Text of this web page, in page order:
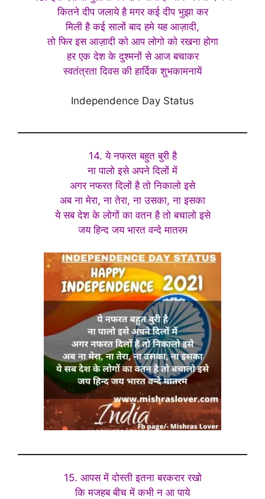
कितने दीप जलाये है मगर कई दीप भुझा कर
मिली है कई सालों बाद हमे यह आज़ादी,
तो फिर इस आज़ादी को आप लोगो को रखना होगा
हर एक देश के दुश्मनों से आज बचाकर
स्वतंत्रता दिवस की हार्दिक शुभकामनायें
Independence Day Status
14. ये नफरत बहुत बुरी है
ना पालो इसे अपने दिलों में
अगर नफरत दिलों है तो निकालो इसे
अब ना मेरा, ना तेरा, ना उसका, ना इसका
ये सब देश के लोगों का वतन है तो बचालो इसे
जय हिन्द जय भारत वन्दे मातरम
15. आपस में दोस्ती इतना बरकरार रखो
कि मजहब बीच में कभी न आ पाये